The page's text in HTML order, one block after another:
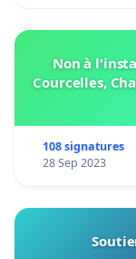
Non à
Courcelles,
108 signatures
28 Sep 2023